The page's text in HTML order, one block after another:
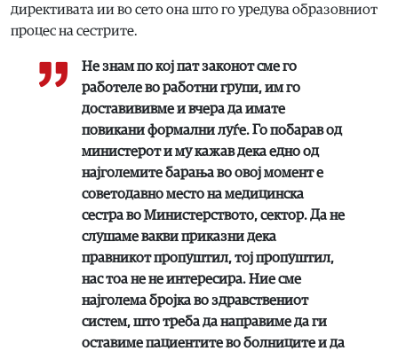
директивата ии во сето она што го уредува образовниот
процес на сестрите.
Не знам по кој пат законот сме го
работеле во работни групи, им го
доставививме и вчера да имате
повикани формални луѓе. Го побарав од
министерот и му кажав дека едно од
најголемите барања во овој момент е
советодавно место на медицинска
сестра во Министерството, сектор. Да не
слушаме вакви приказни дека
правникот пропуштил, тој пропуштил,
нас тоа не не интересира. Ние сме
најголема бројка во здравствениот
систем, што треба да направиме да ги
оставиме пациентите во болниците и да